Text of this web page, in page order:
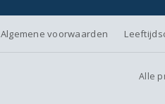
Algemene voorwaarden
Alle